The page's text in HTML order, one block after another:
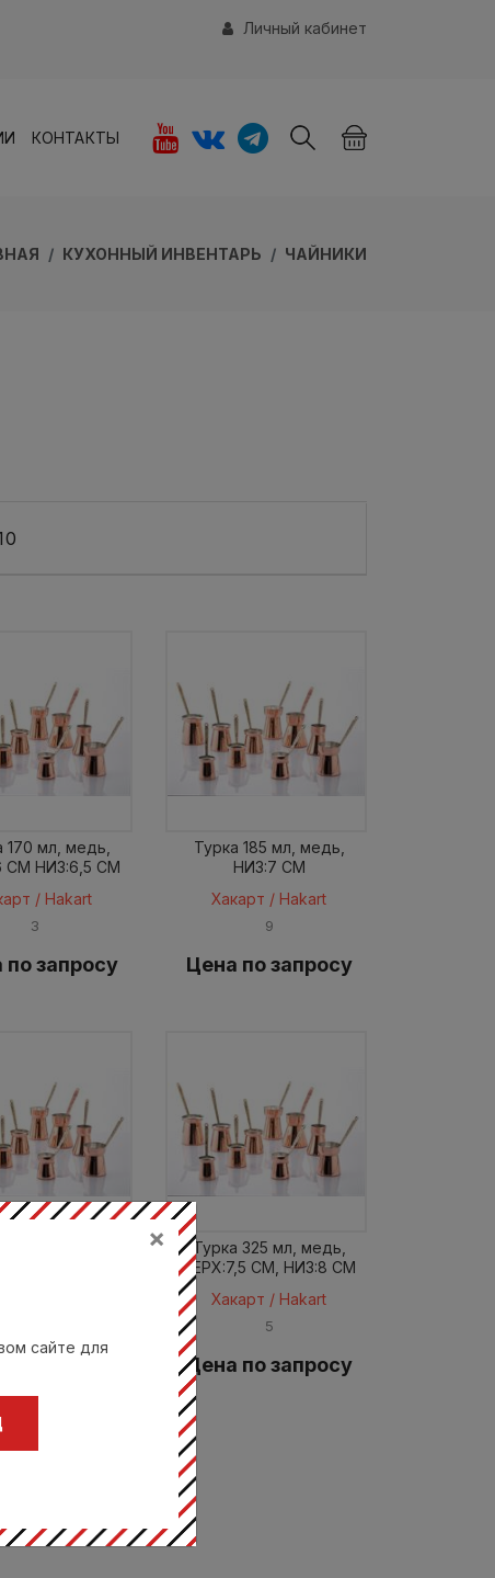
Личный кабинет
КОНТАКТЫ
КУХОННЫЙ ИНВЕНТАРЬ ЧАЙНИКИ
170 мл, медь,
CM НИЗ:6,5 CM
/ Hakart
3
по запросу
Турка 185 мл, медь,
НИЗ:7 CM
Хакарт / Hakart
9
Цена по запросу
запросу
Турка 325 мл, медь,
ВЕРХ:7,5 CM, НИЗ:8 CM
Хакарт / Hakart
5
Цена по запросу
×
сайте для